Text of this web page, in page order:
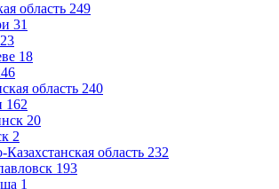
область 249
31
23
18
область 240
162
20
2
Казахстанская область 232
193
1